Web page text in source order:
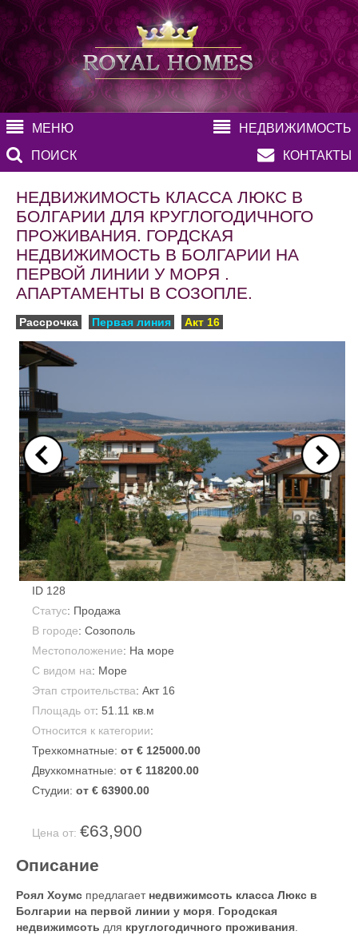
МЕНЮ
НЕДВИЖИМОСТЬ
ПОИСК
КОНТАКТЫ
НЕДВИЖИМОСТЬ КЛАССА ЛЮКС В
БОЛГАРИИ ДЛЯ КРУГЛОГОДИЧНОГО
ПРОЖИВАНИЯ. ГОРДСКАЯ
НЕДВИЖИМОСТЬ В БОЛГАРИИ НА
ПЕРВОЙ ЛИНИИ У МОРЯ .
АПАРТАМЕНТЫ В СОЗОПЛЕ.
Рассрочка Первая линия Акт 16
ID 128
Статус: Продажа
В городе: Созополь
Местоположение: На море
С видом на: Море
Этап строительства: Акт 16
Площадь от: 51.11 кв.м
Относится к категории:
Трехкомнатные: от € 125000.00
Двухкомнатные: от € 118200.00
Студии: от € 63900.00
Цена от: €63,900
Описание
Роял Хоумс предлагает недвижимсоть класса Люкс в
Болгарии на первой линии у моря. Городская
недвижимсоть для круглогодичного проживания.